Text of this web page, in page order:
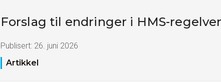
Forslag til endringer i HMS-
Publisert: 26. juni 2026
Artikkel